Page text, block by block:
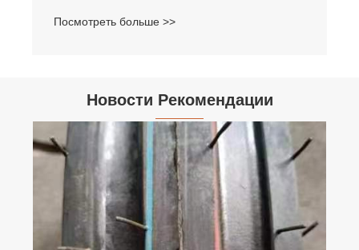
Посмотреть больше >>
Новости Рекомендации